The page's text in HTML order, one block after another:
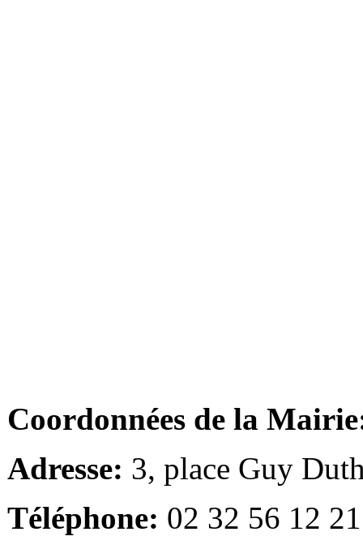
Coordonnées de la
Adresse: 3, place Guy
Téléphone: 02 32 56 12 21